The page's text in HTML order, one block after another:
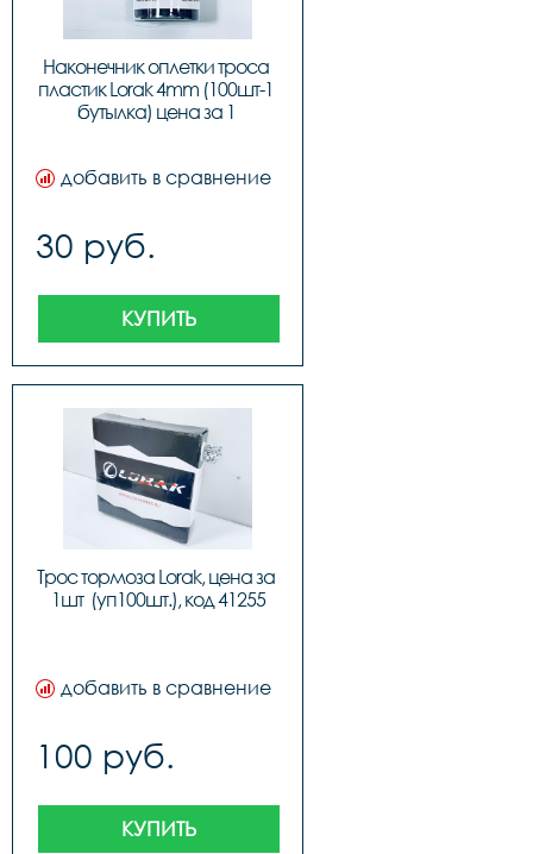
Наконечник оплетки троса
пластик Lorak 4mm (100шт-1
бутылка) цена за 1
добавить в сравнение
30 руб.
КУПИТЬ
Трос тормоза Lorak, цена за
1шт  (уп100шт.), код 41255
добавить в сравнение
100 руб.
КУПИТЬ